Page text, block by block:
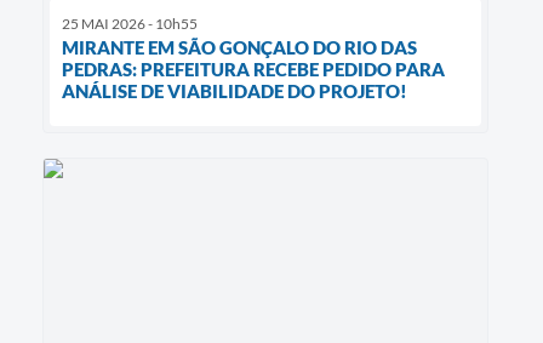
25 MAI 2026 - 10h55
MIRANTE EM SÃO GONÇALO DO RIO DAS
PEDRAS: PREFEITURA RECEBE PEDIDO PARA
ANÁLISE DE VIABILIDADE DO PROJETO!